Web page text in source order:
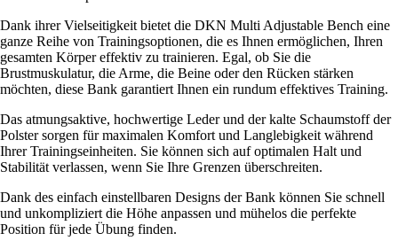
Dank ihrer Vielseitigkeit bietet die DKN Multi Adjustable Bench eine
ganze Reihe von Trainingsoptionen, die es Ihnen ermöglichen, Ihren
gesamten Körper effektiv zu trainieren. Egal, ob Sie die
Brustmuskulatur, die Arme, die Beine oder den Rücken stärken
möchten, diese Bank garantiert Ihnen ein rundum effektives Training.
Das atmungsaktive, hochwertige Leder und der kalte Schaumstoff der
Polster sorgen für maximalen Komfort und Langlebigkeit während
Ihrer Trainingseinheiten. Sie können sich auf optimalen Halt und
Stabilität verlassen, wenn Sie Ihre Grenzen überschreiten.
Dank des einfach einstellbaren Designs der Bank können Sie schnell
und unkompliziert die Höhe anpassen und mühelos die perfekte
Position für jede Übung finden.